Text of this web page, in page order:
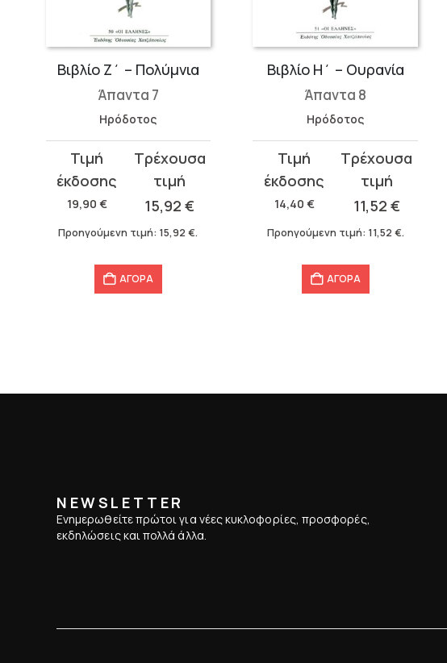
Βιβλίο Ζ΄ – Πολύμνια
Άπαντα 7
Ηρόδοτος
19,90 €
Original
price
was:
19,90 €.
15,92€
τρέχουσα
τιμή
είναι:
Προηγούμενη τιμή: 15,92€.
ΑΓΟΡΑ
Βιβλίο Η΄ – Ουρανία
Άπαντα 8
Ηρόδοτος
14,40 €
Original
price
was:
14,40 €.
11,52 €
τρέχουσα
τιμή
είναι:
Προηγούμενη τιμή: 11,52 €.
ΑΓΟΡΑ
NEWSLETTER
Ενημερωθείτε πρώτοι για νέες κυκλοφορίες, προσφορές,
εκδηλώσεις και πολλά άλλα.